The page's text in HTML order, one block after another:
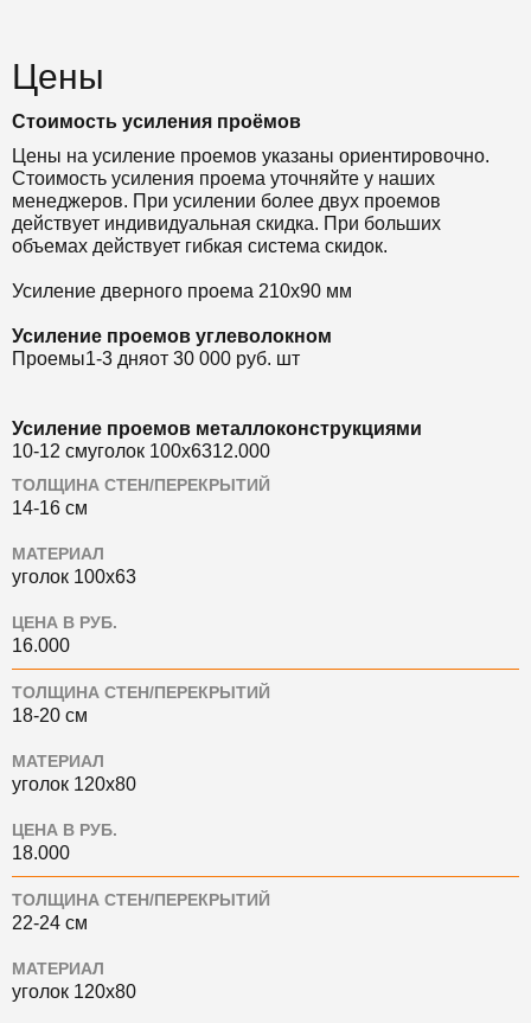
Цены
Стоимость усиления проёмов
Цены на усиление проемов указаны ориентировочно.
Стоимость усиления проема уточняйте у наших
менеджеров. При усилении более двух проемов
действует индивидуальная скидка. При больших
объемах действует гибкая система скидок.
Усиление дверного проема 210х90 мм
Усиление проемов углеволокном
Проемы1-3 дняот 30 000 руб. шт
Усиление проемов металлоконструкциями
10-12 смуголок 100х6312.000
ТОЛЩИНА СТЕН/ПЕРЕКРЫТИЙ
14-16 см
МАТЕРИАЛ
уголок 100х63
ЦЕНА В РУБ.
16.000
ТОЛЩИНА СТЕН/ПЕРЕКРЫТИЙ
18-20 см
МАТЕРИАЛ
уголок 120х80
ЦЕНА В РУБ.
18.000
ТОЛЩИНА СТЕН/ПЕРЕКРЫТИЙ
22-24 см
МАТЕРИАЛ
уголок 120х80